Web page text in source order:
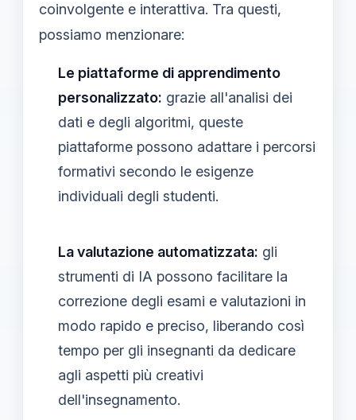
coinvolgente e interattiva. Tra questi,
possiamo menzionare:
Le piattaforme di apprendimento
personalizzato: grazie all'analisi dei
dati e degli algoritmi, queste
piattaforme possono adattare i percorsi
formativi secondo le esigenze
individuali degli studenti.
La valutazione automatizzata: gli
strumenti di IA possono facilitare la
correzione degli esami e valutazioni in
modo rapido e preciso, liberando così
tempo per gli insegnanti da dedicare
agli aspetti più creativi
dell'insegnamento.